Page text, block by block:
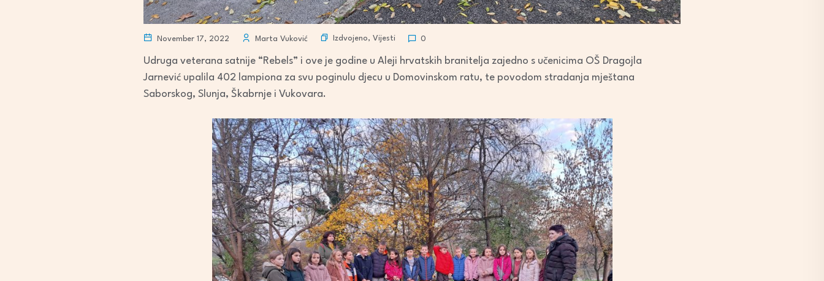
November 17, 2022 Marta Vuković Izdvojeno, Vijesti 0
Udruga veterana satnije “Rebels” i ove je godine u Aleji hrvatskih branitelja zajedno s učenicima OŠ Dragojla
Jarnević upalila 402 lampiona za svu poginulu djecu u Domovinskom ratu, te povodom stradanja mještana
Saborskog, Slunja, Škabrnje i Vukovara.